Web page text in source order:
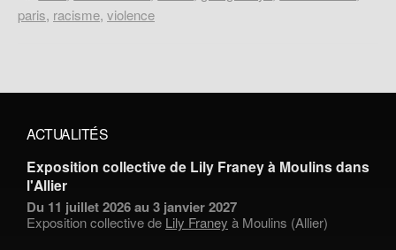
paris, racisme, violence
ACTUALITÉS
Exposition collective de Lily Franey à Moulins dans
l'Allier
Du 11 juillet 2026 au 3 janvier 2027
Exposition collective de Lily Franey à Moulins (Allier)